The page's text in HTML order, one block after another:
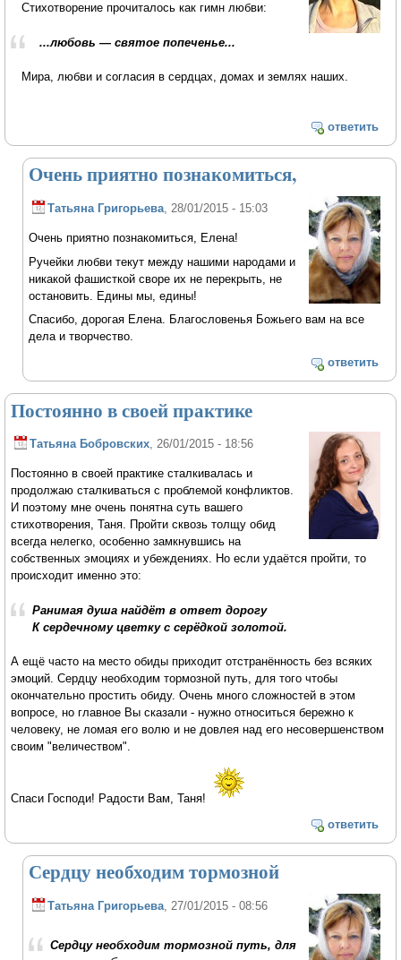
Стихотворение прочиталось как гимн любви:
...любовь — святое попеченье...
Мира, любви и согласия в сердцах, домах и землях наших.
ответить
Очень приятно познакомиться,
Татьяна Григорьева, 28/01/2015 - 15:03
Очень приятно познакомиться, Елена!
Ручейки любви текут между нашими народами и
никакой фашисткой своре их не перекрыть, не
остановить. Едины мы, едины!
Спасибо, дорогая Елена. Благословенья Божьего вам на все
дела и творчество.
ответить
Постоянно в своей практике
Татьяна Бобровских, 26/01/2015 - 18:56
Постоянно в своей практике сталкивалась и
продолжаю сталкиваться с проблемой конфликтов.
И поэтому мне очень понятна суть вашего
стихотворения, Таня. Пройти сквозь толщу обид
всегда нелегко, особенно замкнувшись на
собственных эмоциях и убеждениях. Но если удаётся пройти, то
происходит именно это:
Ранимая душа найдёт в ответ дорогу
К сердечному цветку с серёдкой золотой.
А ещё часто на место обиды приходит отстранённость без всяких
эмоций. Сердцу необходим тормозной путь, для того чтобы
окончательно простить обиду. Очень много сложностей в этом
вопросе, но главное Вы сказали - нужно относиться бережно к
человеку, не ломая его волю и не довлея над его несовершенством
своим "величеством".
Спаси Господи! Радости Вам, Таня!
ответить
Сердцу необходим тормозной
Татьяна Григорьева , 27/01/2015 - 08:56
Сердцу необходим тормозной путь, для